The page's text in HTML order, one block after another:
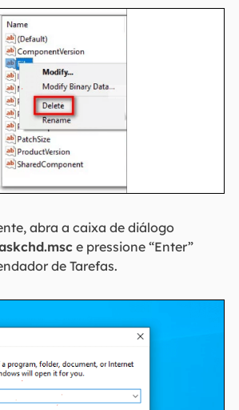
abra a caixa de diálogo
e pressione “Enter”
de Tarefas.